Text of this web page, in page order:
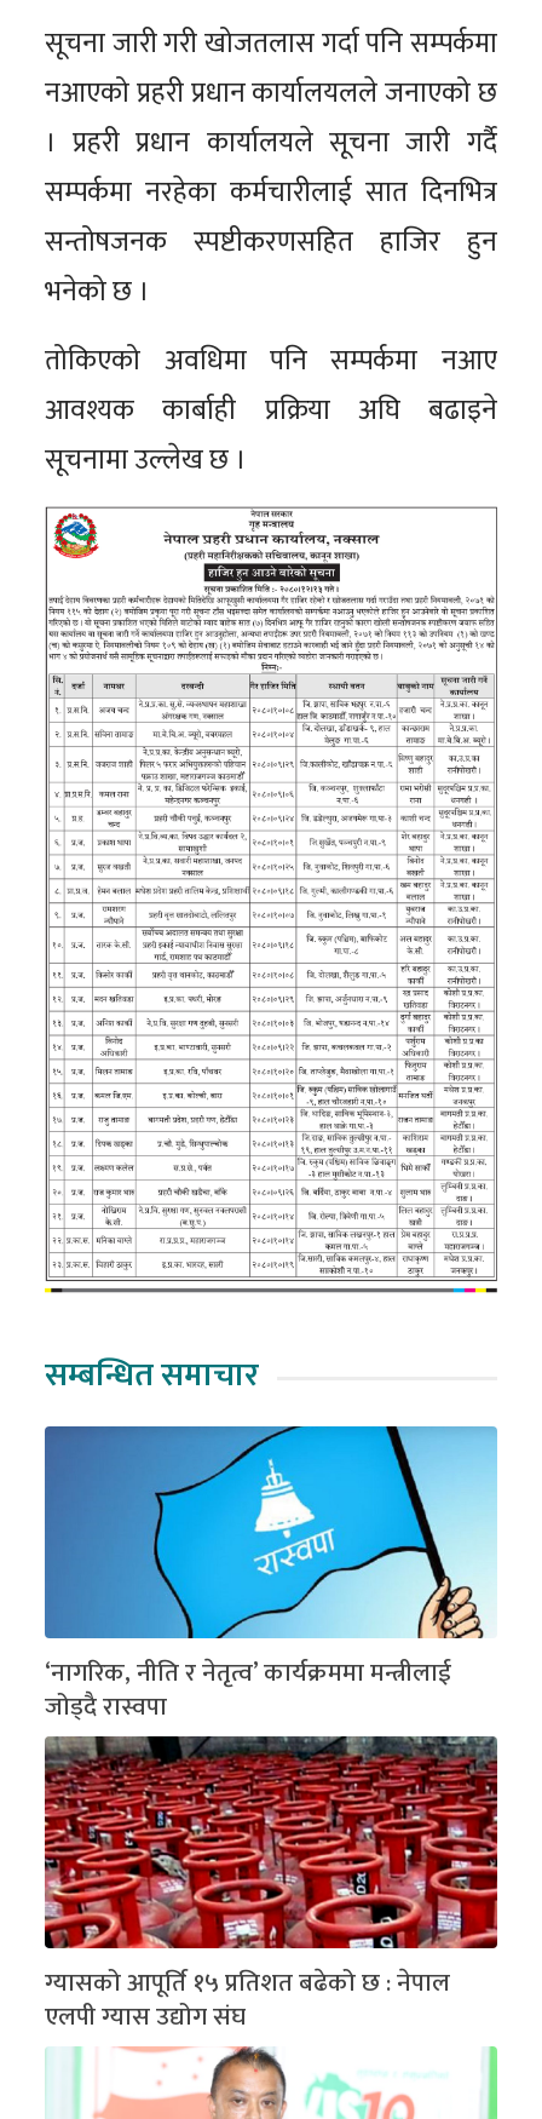
सूचना जारी गरी खोजतलास गर्दा पनि सम्पर्कमा
नआएको प्रहरी प्रधान कार्यालयलले जनाएको छ
। प्रहरी प्रधान कार्यालयले सूचना जारी गर्दै
सम्पर्कमा नरहेका कर्मचारीलाई सात दिनभित्र
सन्तोषजनक स्पष्टीकरणसहित हाजिर हुन
भनेको छ ।
तोकिएको अवधिमा पनि सम्पर्कमा नआए
आवश्यक कार्बाही प्रक्रिया अघि बढाइने
सूचनामा उल्लेख छ ।
सम्बन्धित समाचार
‘नागरिक, नीति र नेतृत्व’ कार्यक्रममा मन्त्रीलाई
जोड्दै रास्वपा
ग्यासको आपूर्ति १५ प्रतिशत बढेको छ : नेपाल
एलपी ग्यास उद्योग संघ